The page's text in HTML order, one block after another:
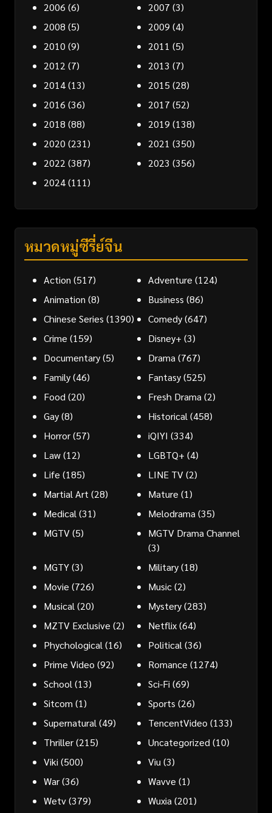
2006 (6) 2007 (3)
2008 (5) 2009 (4)
2010 (9) 2011 (5)
2012 (7) 2013 (7)
2014(13) 2015 (28)
2016 (36) 2017 (52)
2018 (88) 2019 (138)
2020 (231) 2021 (350)
2022 (387) 2023 (356)
2024(111)
หมวดหมู่ซีรี่ย์จีน
Action (517) Adventure (124)
Animation (8) Business (86)
Chinese Series (1390) Comedy(647)
Crime (159) Disney+ (3)
Documentary(5) Drama(767)
Family(46) Fantasy(525)
Food(20) Fresh Drama(2)
Gay(8) Historical(458)
Horror(57) iQIYI (334)
Law(12) LGBTQ+ (4)
Life (185) LINE TV(2)
Martial Art(28) Mature (1)
Medical(31) Melodrama(35)
MGTV(5)
MGTV Drama Channel
(3)
MGTY(3) Military(18)
Movie (726) Music(2)
Musical(20) Mystery(283)
MZTV Exclusive (2) Netflix(64)
Phychological(16) Political(36)
Prime Video (92) Romance (1274)
School(13) Sci-Fi (69)
Sitcom (1) Sports (26)
Supernatural(49) TencentVideo (133)
Thriller(215) Uncategorized(10)
Viki (500) Viu(3)
War(36) Wavve (1)
Wetv(379) Wuxia(201)